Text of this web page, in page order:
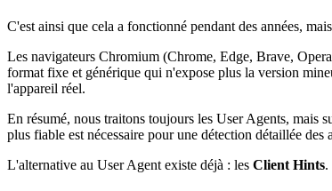
C'est ainsi que cela a fonctionné pendant des années,
Les navigateurs Chromium (Chrome, Edge, Brave,
format fixe et générique qui n'expose plus la version
l'appareil réel.
En résumé, nous traitons toujours les User Agents, mais
plus fiable est nécessaire pour une détection détaillée des
L'alternative au User Agent existe déjà : les Client Hints.